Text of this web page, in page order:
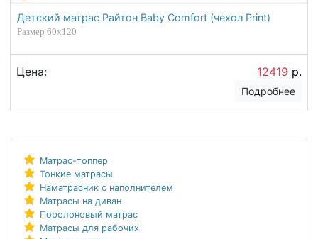
Детский матрас Райтон Baby Comfort (чехол Print)
Размер 60х120
Цена: 12419 р.
Подробнее
Матрас-топпер
Тонкие матрасы
Наматрасник с наполнителем
Матрасы на диван
Поролоновый матрас
Матрасы для рабочих